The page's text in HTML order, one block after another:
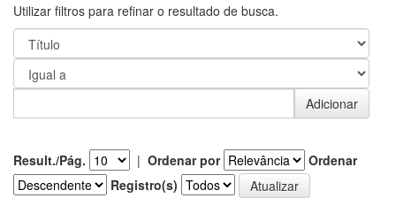
Utilizar filtros para refinar o resultado de busca.
Result./Pág. | Ordenar por
Ordenar
Registro(s)